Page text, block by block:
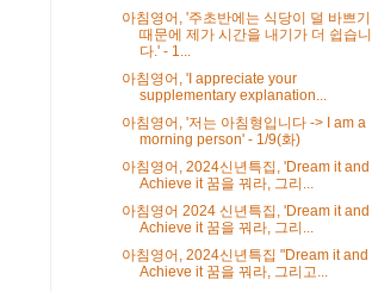
아침영어, '주초반에는 식당이 덜 바쁘기
때문에 제가 시간을 내기가 더 쉽습니
다.' - 1...
아침영어, 'I appreciate your
supplementary explanation...
아침영어, '저는 아침형입니다 -> I am a
morning person' - 1/9(화)
아침영어, 2024신년특집, 'Dream it and
Achieve it 꿈을 꿔라, 그리...
아침영어 2024 신년특집, 'Dream it and
Achieve it 꿈을 꿔라, 그리...
아침영어, 2024신년특집 "Dream it and
Achieve it 꿈을 꿔라, 그리고...